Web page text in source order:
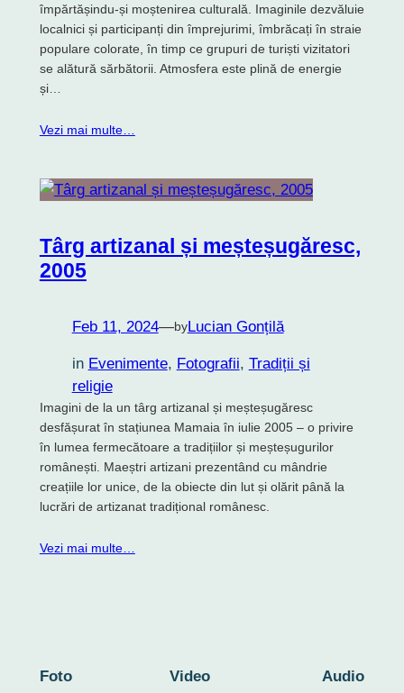
împărtășindu-și moștenirea culturală. Imaginile dezvăluie
localnici și participanți din împrejurimi, îmbrăcați în straie
populare colorate, în timp ce grupuri de turiști vizitatori
se alătură sărbătorii. Atmosfera este plină de energie
și…
Vezi mai multe…
Târg artizanal și meșteșugăresc,
2005
Feb 11, 2024—byLucian Gonțilă
in Evenimente, Fotografii, Tradiții și
religie
Imagini de la un târg artizanal și meșteșugăresc
desfășurat în stațiunea Mamaia în iulie 2005 – o privire
în lumea fermecătoare a tradițiilor și meșteșugurilor
românești. Maeștri artizani prezentând cu mândrie
creațiile lor unice, de la obiecte din lut și olărit până la
lucrări de artizanat tradițional românesc.
Vezi mai multe…
Foto Video Audio